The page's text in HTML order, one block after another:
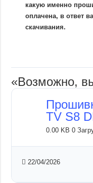
какую именно
оплачена, в ответ
скачивания.
«Возможно,
TV S8
0.00 KB0
22/04/2026